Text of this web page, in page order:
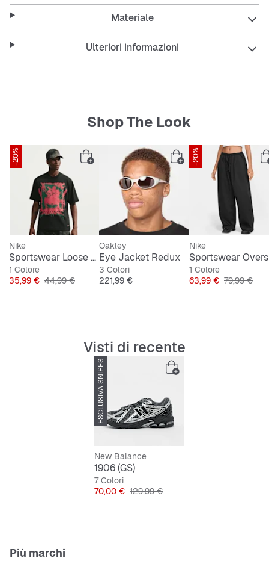
Suola esterna flessibile e resistente all’abrasione
Robusto e durevole
Taglio low-cut comodo
Materiale
Ulteriori informazioni
Shop The Look
-20%
Nike
Sportswear Loose Tee Good Vs Evil
1 Colore
Prezzo
35,99 € Prezzo originale
44,99 €
Oakley
Eye Jacket Redux
3 Colori
Prezzo
221,99 €
-20%
Nike
1 Colore
Prezzo
63,99 € Prezzo
79,99 €
Visti di recente
ESCLUSIVA SNIPES
New Balance
1906 (GS)
7 Colori
Prezzo
70,00 € Prezzo originale
129,99 €
Più marchi